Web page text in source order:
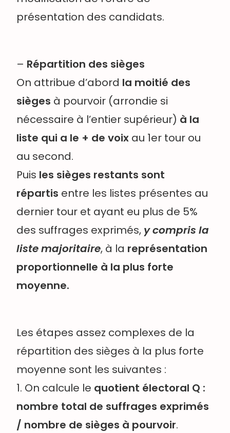
présentation des candidats.
– Répartition des sièges
On attribue d’abord la moitié des
sièges à pourvoir (arrondie si
nécessaire à l’entier supérieur) à la
liste qui a le + de voix au 1er tour ou
au second.
Puis les sièges restants sont
répartis entre les listes présentes au
dernier tour et ayant eu plus de 5%
des suffrages exprimés, y compris la
liste majoritaire, à la représentation
proportionnelle à la plus forte
moyenne.
Les étapes assez complexes de la
répartition des sièges à la plus forte
moyenne sont les suivantes :
1. On calcule le quotient électoral Q :
nombre total de suffrages exprimés
/ nombre de sièges à pourvoir.